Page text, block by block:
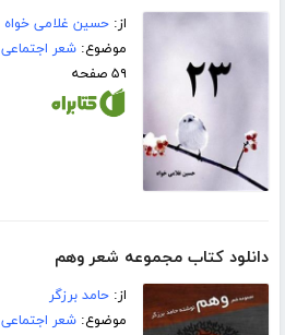
از:حسین غلامی خواه
موضوع:شعر اجتماعی
۵۹ صفحه
دانلود کتاب مجموعه شعر وهم
از:حامد برزگر
موضوع:شعر اجتماعی